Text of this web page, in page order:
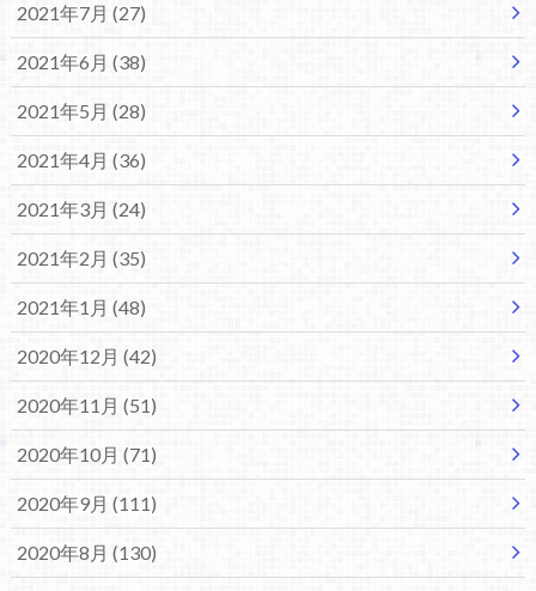
2021年7月 (27)
2021年6月 (38)
2021年5月 (28)
2021年4月 (36)
2021年3月 (24)
2021年2月 (35)
2021年1月 (48)
2020年12月 (42)
2020年11月 (51)
2020年10月 (71)
2020年9月 (111)
2020年8月 (130)